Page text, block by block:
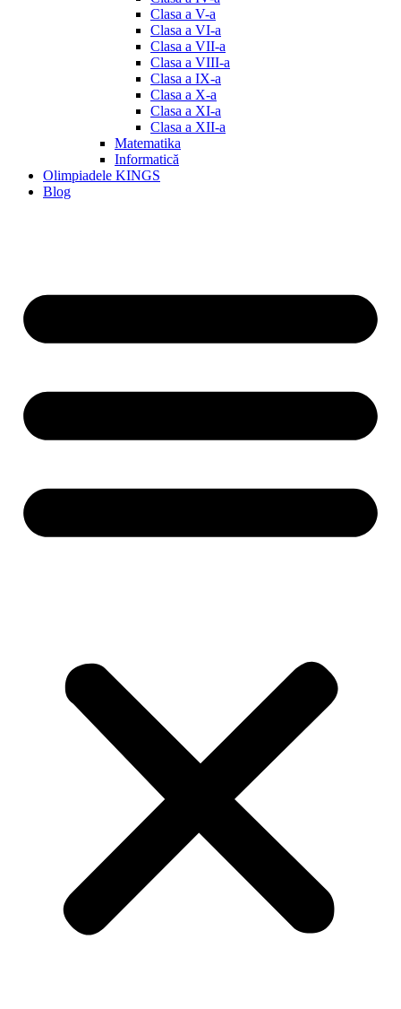
Clasa a V-a
Clasa a VI-a
Clasa a VII-a
Clasa a VIII-a
Clasa a IX-a
Clasa a X-a
Clasa a XI-a
Clasa a XII-a
Matematika
Informatică
Olimpiadele KINGS
Blog